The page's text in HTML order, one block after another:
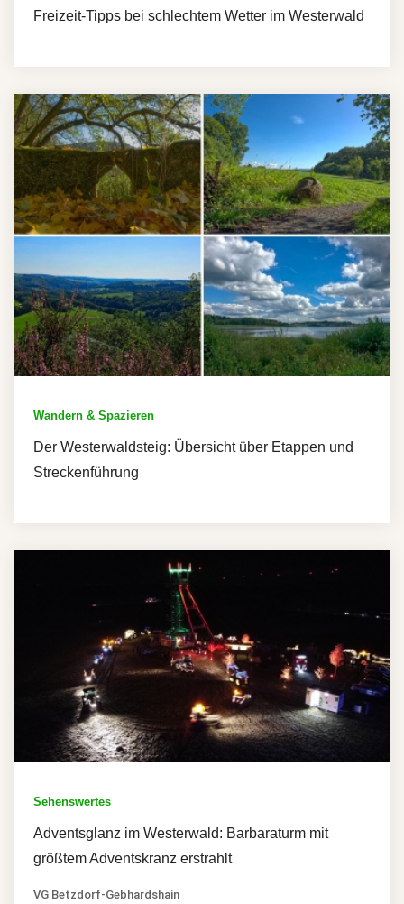
Freizeit-Tipps bei schlechtem Wetter im Westerwald
Wandern & Spazieren
Der Westerwaldsteig: Übersicht über Etappen und
Streckenführung
Sehenswertes
Adventsglanz im Westerwald: Barbaraturm mit
größtem Adventskranz erstrahlt
VG Betzdorf-Gebhardshain